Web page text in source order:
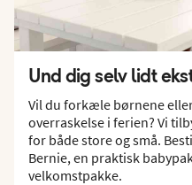
Und dig selv lidt
Vil du forkæle børnene
overraskelse i ferien? Vi
for både store og små.
Bernie, en praktisk
velkomstpakke.